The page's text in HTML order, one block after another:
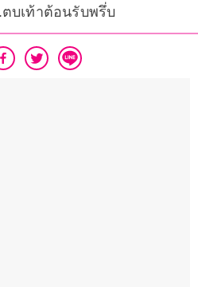
บเท้าต้อนรับพรึ่บ